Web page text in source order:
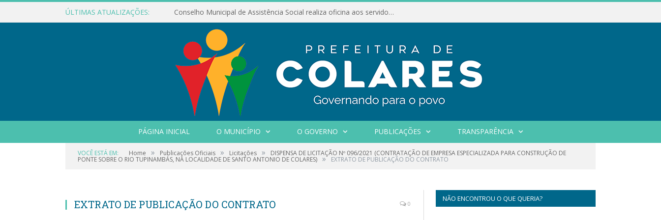
ÚLTIMAS ATUALIZAÇÕES: Conselho Municipal de Assistência Social realiza oficina aos servidores
PÁGINA INICIAL O MUNICÍPIO O GOVERNO PUBLICAÇÕES TRANSPARÊNCIA
VOCÊ ESTÁ EM: Home » Publicações Oficiais » Licitações » DISPENSA DE LICITAÇÃO Nº 096/2021 (CONTRATAÇÃO DE EMPRESA ESPECIALIZADA PARA CONSTRUÇÃO DE
PONTE SOBRE O RIO TUPINAMBÁS, NA LOCALIDADE DE SANTO ANTONIO DE COLARES) » EXTRATO DE PUBLICAÇÃO DO CONTRATO
EXTRATO DE PUBLICAÇÃO DO CONTRATO 0
NÃO ENCONTROU O QUE QUERIA?